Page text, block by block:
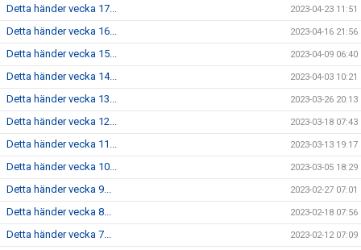
Detta händer vecka 17... 2023-04-23 11:51
Detta händer vecka 16... 2023-04-16 21:56
Detta händer vecka 15... 2023-04-09 06:40
Detta händer vecka 14... 2023-04-03 10:21
Detta händer vecka 13... 2023-03-26 20:13
Detta händer vecka 12... 2023-03-18 07:43
Detta händer vecka 11... 2023-03-13 19:17
Detta händer vecka 10... 2023-03-05 18:29
Detta händer vecka 9... 2023-02-27 07:01
Detta händer vecka 8... 2023-02-18 07:56
Detta händer vecka 7... 2023-02-12 07:09